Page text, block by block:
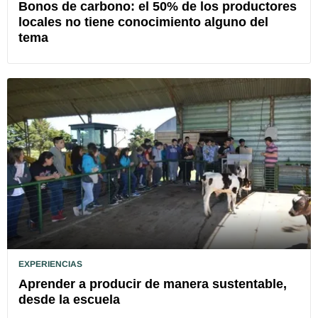
Bonos de carbono: el 50% de los productores
locales no tiene conocimiento alguno del
tema
EXPERIENCIAS
Aprender a producir de manera sustentable,
desde la escuela